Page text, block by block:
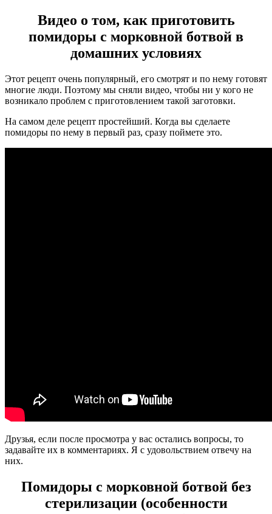
Видео о том, как приготовить
помидоры с морковной ботвой в
домашних условиях
Этот рецепт очень популярный, его смотрят и по нему готовят
многие люди. Поэтому мы сняли видео, чтобы ни у кого не
возникало проблем с приготовлением такой заготовки.
На самом деле рецепт простейший. Когда вы сделаете
помидоры по нему в первый раз, сразу поймете это.
Друзья, если после просмотра у вас остались вопросы, то
задавайте их в комментариях. Я с удовольствием отвечу на
них.
Помидоры с морковной ботвой без
стерилизации (особенности